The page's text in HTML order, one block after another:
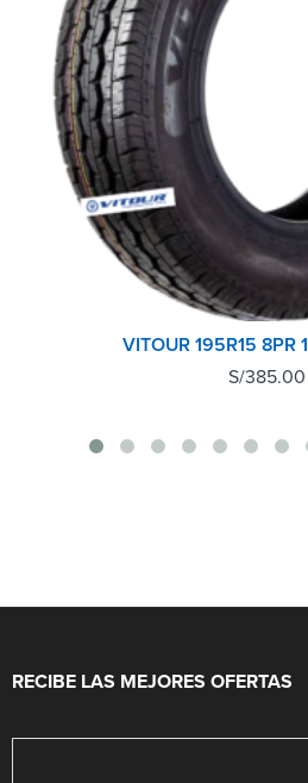
VITOUR 195R15
S/385.00
RECIBE LAS MEJORES OFERTAS